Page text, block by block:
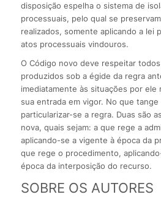
disposição espelha o sistema de
processuais, pelo qual se
realizados, somente aplicando a lei
atos processuais vindouros.
O Código novo deve respeitar
produzidos sob a égide da regra
imediatamente às situações por ele
sua entrada em vigor. No que
particularizar-se a regra. Duas são
nova, quais sejam: a que rege a
aplicando-se a vigente à época da
que rege o procedimento,
época da interposição do recurso.
SOBRE OS AUTORES